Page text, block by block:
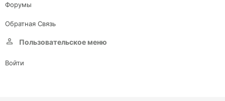
Форумы
Обратная Связь
Пользовательское меню
Войти